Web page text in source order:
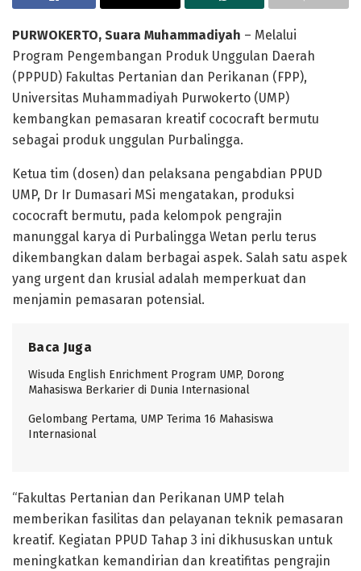
PURWOKERTO, Suara Muhammadiyah – Melalui
Program Pengembangan Produk Unggulan Daerah
(PPPUD) Fakultas Pertanian dan Perikanan (FPP),
Universitas Muhammadiyah Purwokerto (UMP)
kembangkan pemasaran kreatif cococraft bermutu
sebagai produk unggulan Purbalingga.
Ketua tim (dosen) dan pelaksana pengabdian PPUD
UMP, Dr Ir Dumasari MSi mengatakan, produksi
cococraft bermutu, pada kelompok pengrajin
manunggal karya di Purbalingga Wetan perlu terus
dikembangkan dalam berbagai aspek. Salah satu aspek
yang urgent dan krusial adalah memperkuat dan
menjamin pemasaran potensial.
Baca Juga
Wisuda English Enrichment Program UMP, Dorong
Mahasiswa Berkarier di Dunia Internasional
Gelombang Pertama, UMP Terima 16 Mahasiswa
Internasional
“Fakultas Pertanian dan Perikanan UMP telah
memberikan fasilitas dan pelayanan teknik pemasaran
kreatif. Kegiatan PPUD Tahap 3 ini dikhususkan untuk
meningkatkan kemandirian dan kreatifitas pengrajin